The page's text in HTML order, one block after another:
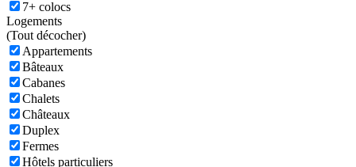
7+ colocs
Logements
(Tout décocher)
Appartements
Bâteaux
Cabanes
Chalets
Châteaux
Duplex
Fermes
Hôtels particuliers